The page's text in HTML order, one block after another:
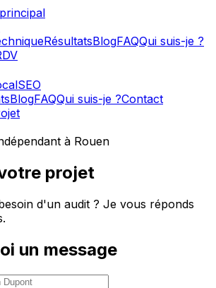
RésultatsBlogFAQQui suis-je ?
SEO
BlogFAQQui suis-je ?Contact
à Rouen
projet
d'un audit ? Je vous réponds
un message